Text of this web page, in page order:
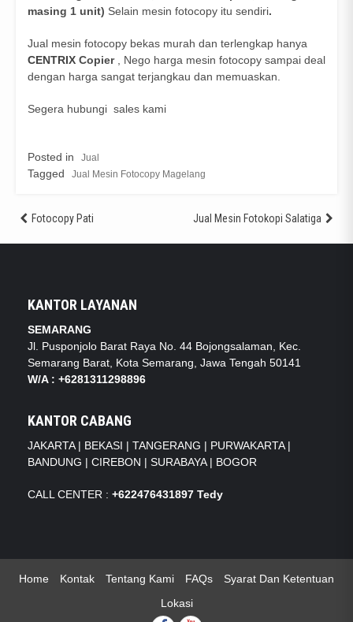
masing 1 unit) Selain mesin fotocopy itu sendiri.
Jual mesin fotocopy bekas murah dan terlengkap hanya
CENTRIX Copier
, Nego harga mesin fotocopy sampai deal
dengan harga sangat terjangkau dan memuaskan.
Segera hubungi sales kami
Posted in Jual
Tagged Jual Mesin Fotocopy Magelang
Post
Fotocopy Pati Jual Mesin Fotokopi Salatiga
KANTOR LAYANAN
SEMARANG
Jl. Pusponjolo Barat Raya No. 44 Bojongsalaman, Kec.
Semarang Barat, Kota Semarang, Jawa Tengah 50141
W/A : +6281311298896
KANTOR CABANG
JAKARTA | BEKASI | TANGERANG | PURWAKARTA |
BANDUNG | CIREBON | SURABAYA | BOGOR
CALL CENTER : +622476431897 Tedy
Home Kontak Tentang Kami FAQs
Syarat Dan Ketentuan
Lokasi